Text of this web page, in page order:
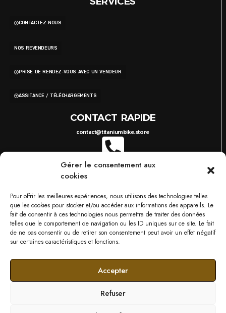
Gérer le consentement aux
cookies
Pour offrir les meilleures expériences, nous utilisons des technologies telles
que les cookies pour stocker et/ou accéder aux informations des appareils. Le
fait de consentir à ces technologies nous permettra de traiter des données
telles que le comportement de navigation ou les ID uniques sur ce site. Le fait
de ne pas consentir ou de retirer son consentement peut avoir un effet négatif
sur certaines caractéristiques et fonctions.
Accepter
Refuser
CONTACTEZ-NOUS
NOS REVENDEURS
PRISE DE RENDEZ-VOUS AVEC UN VENDEUR
ASSITANCE / TÉLÉCHARGEMENTS
CONTACT RAPIDE
contact@titaniumbike.store
0035 26 61 40 36 17
749 RUE DU BOIS D'ORLY, 57685 AUGNY
NOS MARQUES